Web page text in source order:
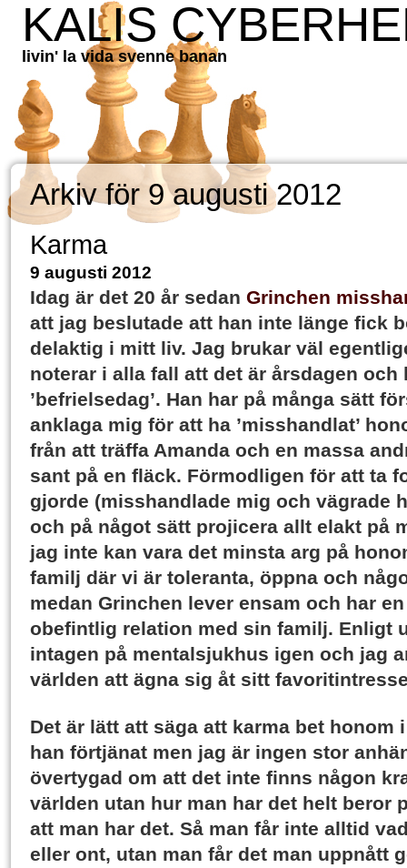
KALIS
livin' la vida svenne banan
Arkiv för 9 augusti 2012
Karma
9 augusti 2012
Idag är det 20 år sedan Grinchen
att jag beslutade att han inte länge fick
delaktig i mitt liv. Jag brukar väl
noterar i alla fall att det är årsdagen
’befrielsedag’. Han har på många sätt
anklaga mig för att ha ’misshandlat’
från att träffa Amanda och en massa
sant på en fläck. Förmodligen för att ta
gjorde (misshandlade mig och vägrade
och på något sätt projicera allt elakt på
jag inte kan vara det minsta arg på
familj där vi är toleranta, öppna och
medan Grinchen lever ensam och har
obefintlig relation med sin familj. Enligt
intagen på mentalsjukhus igen och jag
världen att ägna sig åt sitt
Det är lätt att säga att karma bet honom
han förtjänat men jag är ingen stor
övertygad om att det inte finns någon
världen utan hur man har det helt beror
att man har det. Så man får inte alltid
eller ont, utan man får det man uppnått